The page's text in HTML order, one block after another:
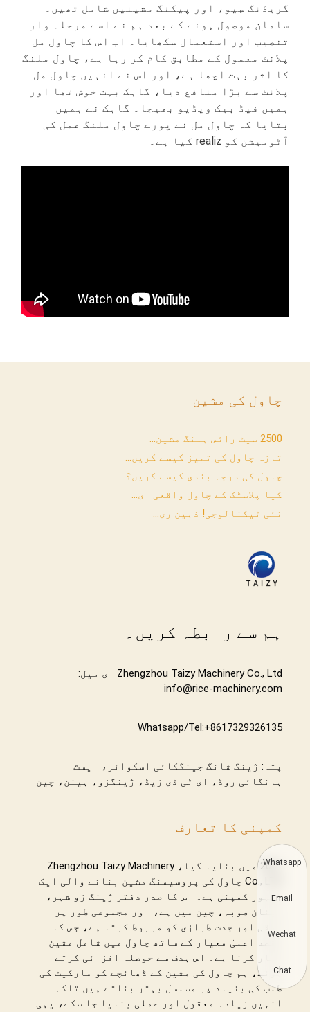
گریڈنگ سِیو، اور پیکنگ مشینیں شامل تھیں۔
سامان موصول ہونے کے بعد ہم نے اسے مرحلہ وار
تنصیب اور استعمال سکھایا۔ اب اس کا چاول مل
پلانٹ معمول کے مطابق کام کر رہا ہے، چاول ملنگ
کا اثر بہت اچھا ہے، اور اس نے انہیں چاول مل
پلانٹ سے بڑا منافع دیا، گاہک بہت خوش تھا اور
ہمیں فیڈ بیک ویڈیو بھیجا۔ گاہک نے ہمیں
بتایا کہ چاول مل نے پورے چاول ملنگ عمل کی
آٹومیشن کو realiz کیا ہے۔
چاول کی مشین
2500 سیٹ رائس ہلنگ مشین...
تازہ چاول کی تمیز کیسے کریں...
چاول کی درجہ بندی کیسے کریں؟
کیا پلاسٹک کے چاول واقعی ای...
نئی ٹیکنالوجی! ذہین ری...
ہم سے رابطہ کریں۔
Zhengzhou Taizy Machinery Co., Ltd ای میل:
info@rice-machinery.com
Whatsapp/Tel:+8617329326135
پتہ: ژینگ شانگ جینگکائی اسکوائر، ایسٹ
ہانگائی روڈ، ای ٹی ڈی زیڈ، ژینگزو، ہینن، چین
کمپنی کا تعارف
2011 میں بنایا گیا، Zhengzhou Taizy Machinery
Co., LTD چاول کی پروسیسنگ مشین بنانے والی ایک
مشہور کمپنی ہے۔ اس کا صدر دفتر ژینگ زو شہر،
ہینان صوبہ، چین میں ہے، اور مجموعی طور پر
ترقی اور جدت طرازی کو مربوط کرتا ہے، جس کا
مقصد اعلیٰ معیار کے ساتھ چاول میں شامل مشین
تیار کرنا ہے۔ اس ہدف سے حوصلہ افزائی کرتے
ہوئے، ہم چاول کی مشین کے ڈھانچے کو مارکیٹ کی
طلب کی بنیاد پر مسلسل بہتر بناتے ہیں تاکہ
انہیں زیادہ معقول اور عملی بنایا جا سکے، یہی
Whatsapp
Email
Wechat
Chat